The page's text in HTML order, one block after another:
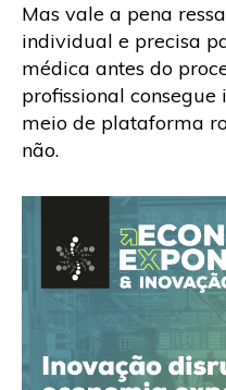
Mas vale a pena
individual e precisa
médica antes do
profissional
meio de plataforma
não.